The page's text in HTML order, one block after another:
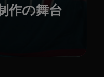
作の舞台